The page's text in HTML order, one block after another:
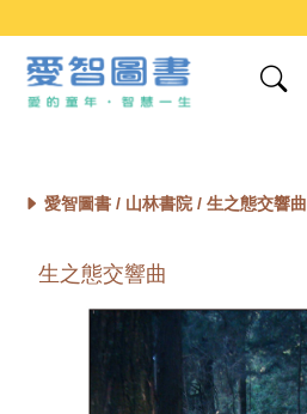
愛智圖書 / 山林書院/ 生之態交響曲
生之態交響曲